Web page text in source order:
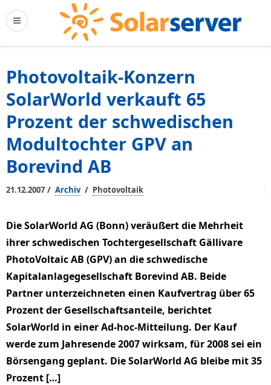
Photovoltaik-Konzern
SolarWorld verkauft 65
Prozent der schwedischen
Modultochter GPV an
Borevind AB
21.12.2007 / Archiv / Photovoltaik
Die SolarWorld AG (Bonn) veräußert die Mehrheit
ihrer schwedischen Tochtergesellschaft Gällivare
PhotoVoltaic AB (GPV) an die schwedische
Kapitalanlagegesellschaft Borevind AB. Beide
Partner unterzeichneten einen Kaufvertrag über 65
Prozent der Gesellschaftsanteile, berichtet
SolarWorld in einer Ad-hoc-Mitteilung. Der Kauf
werde zum Jahresende 2007 wirksam, für 2008 sei ein
Börsengang geplant. Die SolarWorld AG bleibe mit 35
Prozent […]